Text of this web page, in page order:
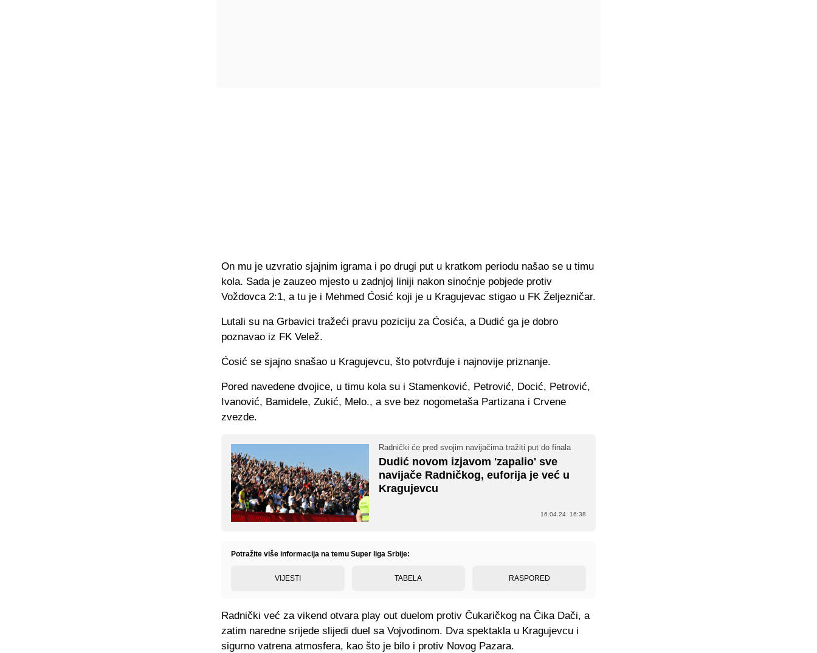
On mu je uzvratio sjajnim igrama i po drugi put u kratkom periodu našao se u timu
kola. Sada je zauzeo mjesto u zadnjoj liniji nakon sinoćnje pobjede protiv
Voždovca 2:1, a tu je i Mehmed Ćosić koji je u Kragujevac stigao u FK Željezničar.
Lutali su na Grbavici tražeći pravu poziciju za Ćosića, a Dudić ga je dobro
poznavao iz FK Velež.
Ćosić se sjajno snašao u Kragujevcu, što potvrđuje i najnovije priznanje.
Pored navedene dvojice, u timu kola su i Stamenković, Petrović, Docić, Petrović,
Ivanović, Bamidele, Zukić, Melo., a sve bez nogometaša Partizana i Crvene
zvezde.
Radnički će pred svojim navijačima tražiti put do finala
Dudić novom izjavom 'zapalio' sve
navijače Radničkog, euforija je već u
Kragujevcu
16.04.24. 16:38
Potražite više informacija na temu Super liga Srbije:
VIJESTI TABELA RASPORED
Radnički već za vikend otvara play out duelom protiv Čukaričkog na Čika Dači, a
zatim naredne srijede slijedi duel sa Vojvodinom. Dva spektakla u Kragujevcu i
sigurno vatrena atmosfera, kao što je bilo i protiv Novog Pazara.